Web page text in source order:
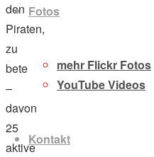
Fotos
mehr Flickr Fotos
YouTube Videos
Kontakt
den
Piraten,
zu
beteiligen
–
davon
25
aktive